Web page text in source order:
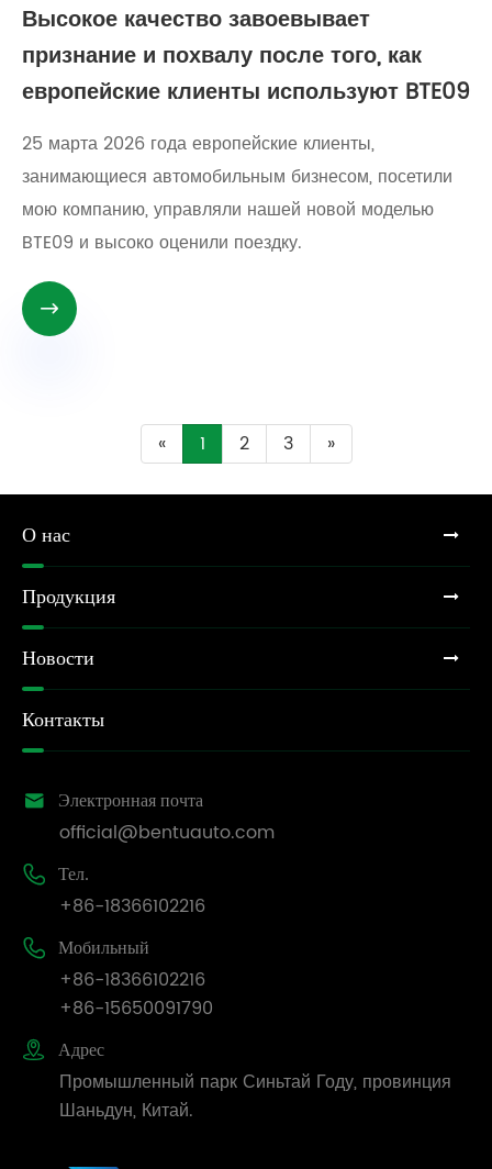
Высокое качество завоевывает
признание и похвалу после того, как
европейские клиенты используют BTE09
25 марта 2026 года европейские клиенты,
занимающиеся автомобильным бизнесом, посетили
мою компанию, управляли нашей новой моделью
BTE09 и высоко оценили поездку.

« 1 2 3 »
О нас
Продукция
Новости
Контакты
 Электронная почта
official@bentuauto.com
 Тел.
+86-18366102216
 Мобильный
+86-18366102216
+86-15650091790
 Адрес
Промышленный парк Синьтай Году, провинция
Шаньдун, Китай.